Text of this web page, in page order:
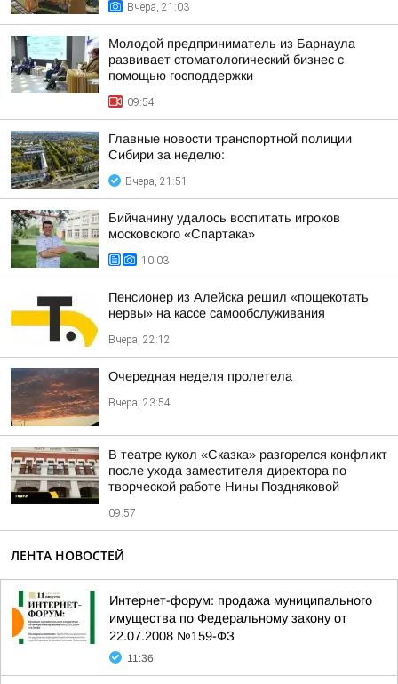
Вчера, 21:03
Молодой предприниматель из Барнаула
развивает стоматологический бизнес с
помощью господдержки
09:54
Главные новости транспортной полиции
Сибири за неделю:
Вчера, 21:51
Бийчанину удалось воспитать игроков
московского «Спартака»
10:03
Пенсионер из Алейска решил «пощекотать
нервы» на кассе самообслуживания
Вчера, 22:12
Очередная неделя пролетела
Вчера, 23:54
В театре кукол «Сказка» разгорелся конфликт
после ухода заместителя директора по
творческой работе Нины Поздняковой
09:57
ЛЕНТА НОВОСТЕЙ
Интернет-форум: продажа муниципального
имущества по Федеральному закону от
22.07.2008 №159-ФЗ
11:36